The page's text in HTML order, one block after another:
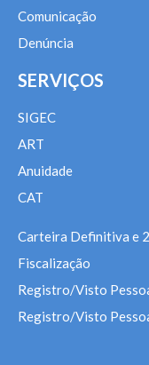
Comunicação
Denúncia
SERVIÇOS
SIGEC
ART
Anuidade
CAT
Carteira Definitiva e
Fiscalização
Registro/Visto
Registro/Visto